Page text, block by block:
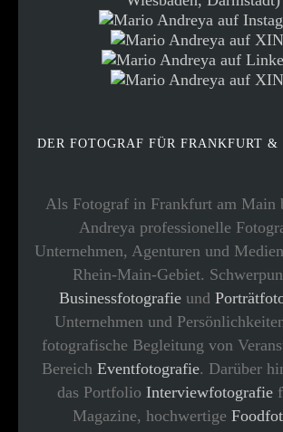
DER FOTOGRAF FÜR FRANKFURT
Als Fotograf in Frankfurt am Main
Andreya professionelle
Unternehmen, Agenturen und
Rhein-Main-Gebiet.
Businessfotografie und
Unternehmen und
fotografische Begleitung von
Bereich Eventfotografie. Darüber
das Portfolio Interviewfotografie
Magazine, hochwertige